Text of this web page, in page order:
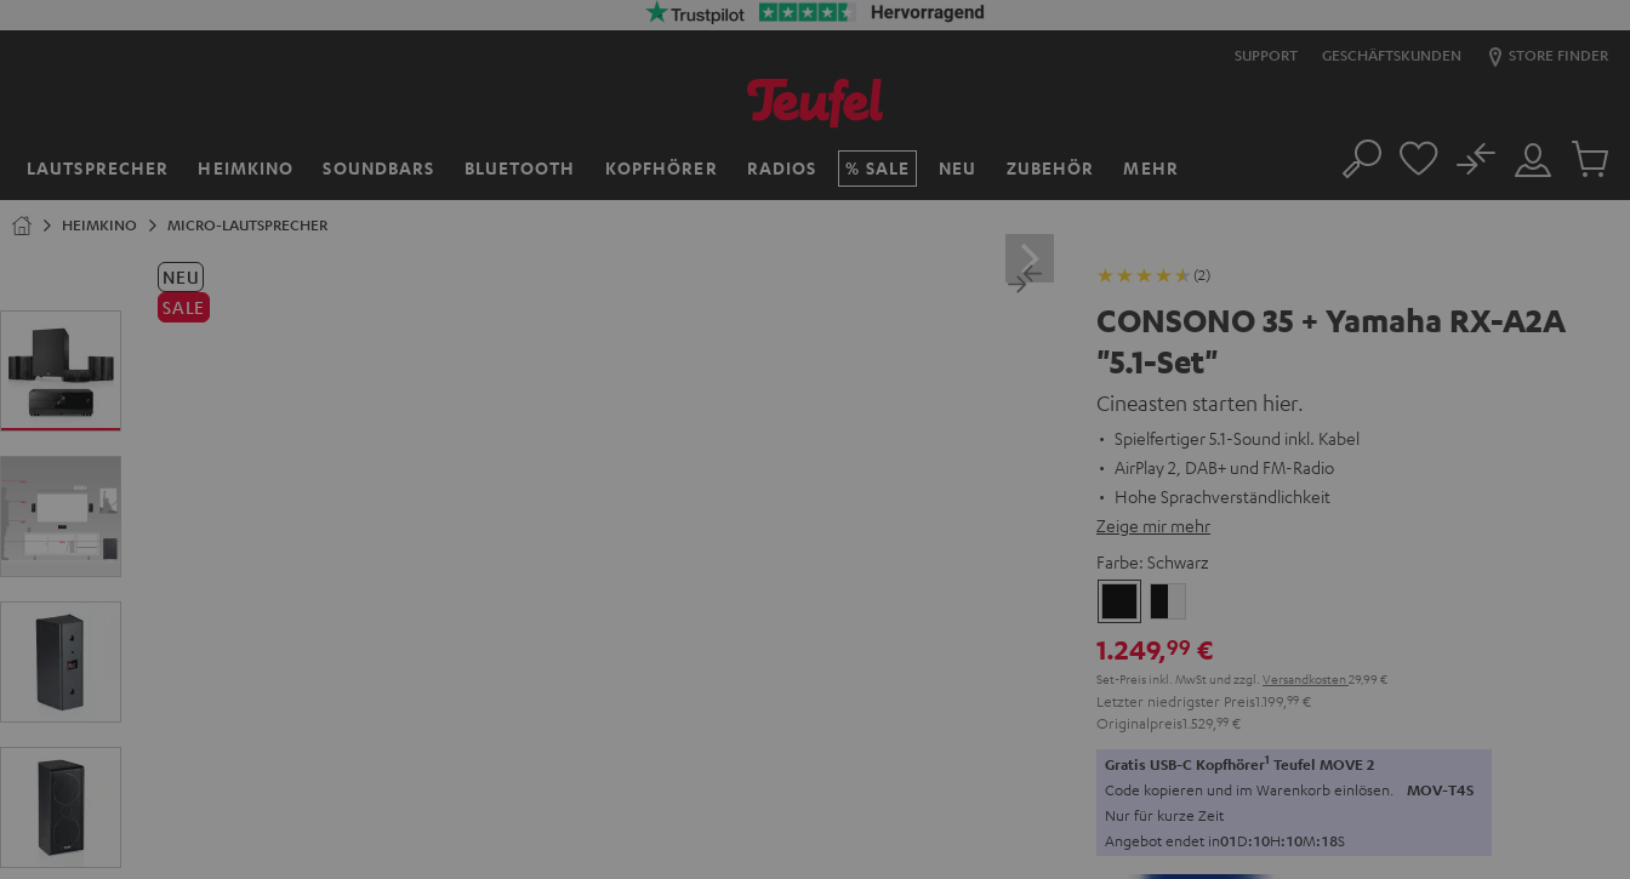
SUPPORT GESCHÄFTSKUNDEN STORE FINDER
LAUTSPRECHER HEIMKINO SOUNDBARS BLUETOOTH KOPFHÖRER RADIOS SALE NEU ZUBEHÖR MEHR
Startseite Suche
Mein
Konto
No
Artikel
HEIMKINO MICRO-LAUTSPRECHER
NEU
SALE
(2)
CONSONO 35 + Yamaha RX-A2A
"5.1-Set"
Cineasten starten hier.
Spielfertiger 5.1-Sound inkl. Kabel
AirPlay 2, DAB+ und FM-Radio
Hohe Sprachverständlichkeit
Zeige mir mehr
Farbe: Schwarz
Weiß
1.249,99 €
Set-Preis inkl. MwSt und zzgl. Versandkosten 29,99 €
Letzter niedrigster Preis1.199, 99 €
Originalpreis1.529, 99 €
Gratis USB-C Kopfhörer1 Teufel MOVE 2
Code kopieren und im Warenkorb einlösen. MOV-T4S
Nur für kurze Zeit
Angebot endet in01D:10H:10M:17S